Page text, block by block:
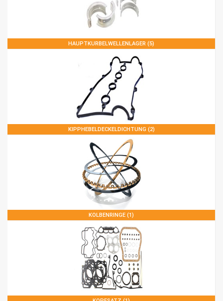
HAUPTKURBELWELLENLAGER (5)
KIPPHEBELDECKELDICHTUNG (2)
KOLBENRINGE (1)